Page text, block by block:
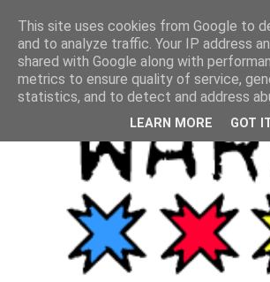
This site uses cookies from Google to
and to analyze traffic. Your IP address
shared with Google along with
metrics to ensure quality of service,
statistics, and to detect and address
LEARN MORE GOT